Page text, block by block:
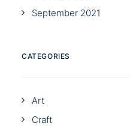
September 2021
CATEGORIES
Art
Craft